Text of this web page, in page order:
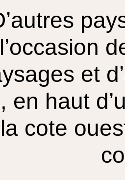
l’occasion
et
en haut
la cote